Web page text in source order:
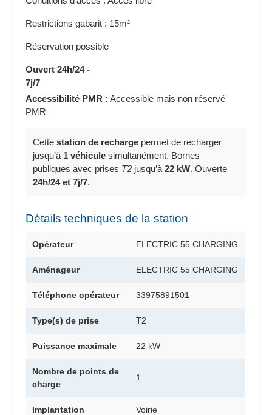
Restrictions gabarit : 15m²
Réservation possible
Ouvert 24h/24 -
7j/7
Accessibilité PMR : Accessible mais non réservé
PMR
Cettestation de recharge permet de recharger
jusqu’à 1 véhicule simultanément. Bornes
publiques avec prises T2 jusqu’à22 kW. Ouverte
24h/24 et 7j/7.
Détails techniques de la station
Opérateur ELECTRIC 55 CHARGING
Aménageur ELECTRIC 55 CHARGING
Téléphone opérateur 33975891501
Type(s) de prise T2
Puissance maximale 22 kW
Nombre de points de
charge
1
Implantation Voirie